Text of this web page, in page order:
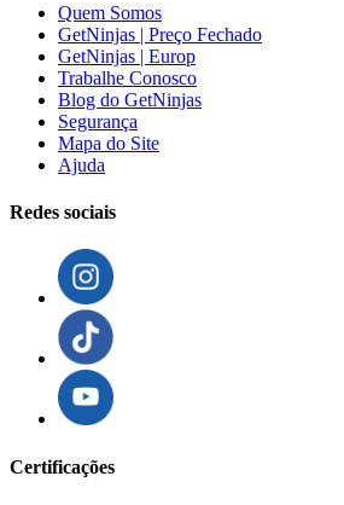
Quem Somos
GetNinjas | Preço Fechado
GetNinjas | Europ
Trabalhe Conosco
Blog do GetNinjas
Segurança
Mapa do Site
Ajuda
Redes sociais
Certificações